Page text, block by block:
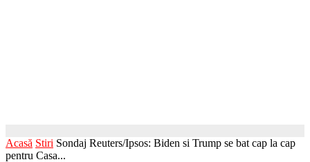
Acasă Stiri Sondaj Reuters/Ipsos: Biden si Trump se bat cap la cap
pentru Casa...